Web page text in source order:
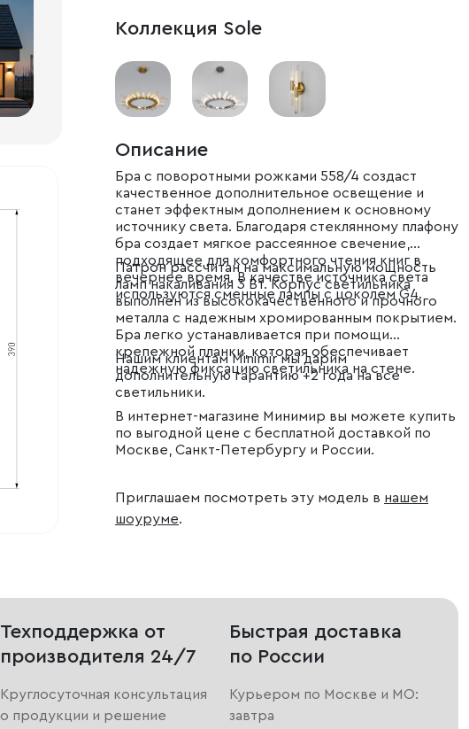
Коллекция Sole
Описание
Бра с поворотными рожками 558/4 создаст
качественное дополнительное освещение и
станет эффектным дополнением к основному
источнику света. Благодаря стеклянному плафону
бра создает мягкое рассеянное свечение,
подходящее для комфортного чтения книг в
вечернее время. В качестве источника света
используются сменные лампы с цоколем G4.
Патрон рассчитан на максимальную мощность
ламп накаливания 3 Вт. Корпус светильника
выполнен из высококачественного и прочного
металла с надежным хромированным покрытием.
Бра легко устанавливается при помощи
крепежной планки, которая обеспечивает
надежную фиксацию светильника на стене.
Нашим клиентам Minimir мы дарим
дополнительную гарантию +2 года на все
светильники.
В интернет-магазине Минимир вы можете купить
по выгодной цене с бесплатной доставкой по
Москве, Санкт-Петербургу и России.
Приглашаем посмотреть эту модель в нашем
шоуруме.
Техподдержка от
производителя 24/7
Круглосуточная консультация
о продукции и решение
Быстрая доставка
по России
Курьером по Москве и МО:
завтра